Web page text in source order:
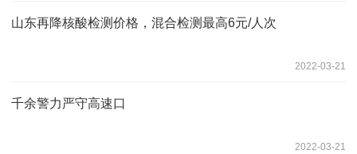
山东再降核酸检测价格，混合检测最高6元/人次
2022-03-21
千余警力严守高速口
2022-03-21